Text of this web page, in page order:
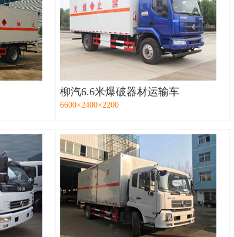
柳汽6.6米爆破器材运输车
6600×2400×2200